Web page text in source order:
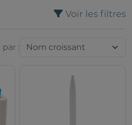
Voir les filtres
par :